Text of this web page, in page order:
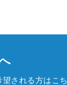
される方はこ